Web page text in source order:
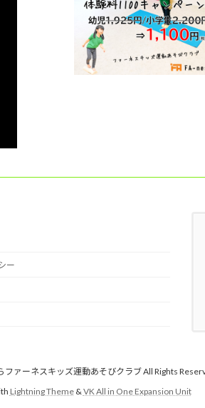
ー
ァーネスキッズ運動あそびクラブ All Rights
Lightning Theme& VK All in One Expansion Unit